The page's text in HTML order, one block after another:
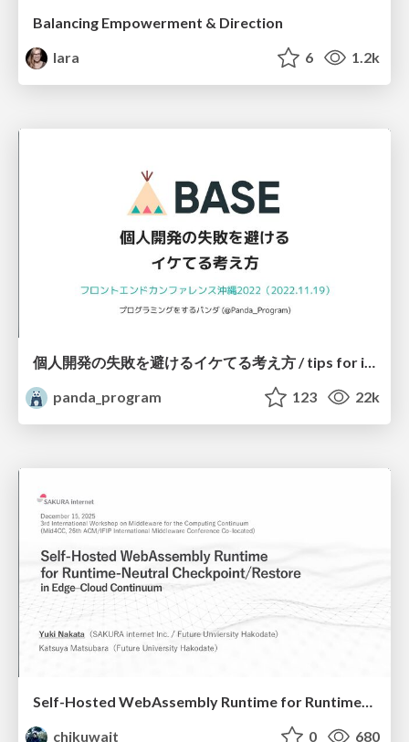
Balancing Empowerment & Direction
lara
6 1.2k
個人開発の失敗を避けるイケてる考え方 / tips for indie hackers
panda_program
123 22k
Self-Hosted WebAssembly Runtime for Runtime-Neutral Checkpoint/Restore in Edge–Cloud Continuum
chikuwait
0 680